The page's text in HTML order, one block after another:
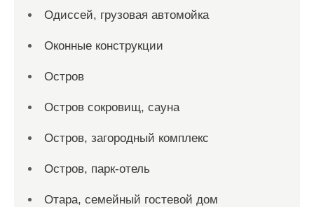
Одиссей, грузовая автомойка
Оконные конструкции
Остров
Остров сокровищ, сауна
Остров, загородный комплекс
Остров, парк-отель
Отара, семейный гостевой дом